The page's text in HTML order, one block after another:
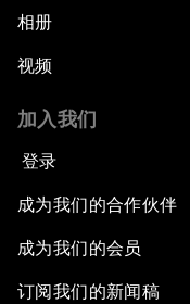
相册
视频
加入我们
登录
成为我们的合作伙伴
成为我们的会员
订阅我们的新闻稿